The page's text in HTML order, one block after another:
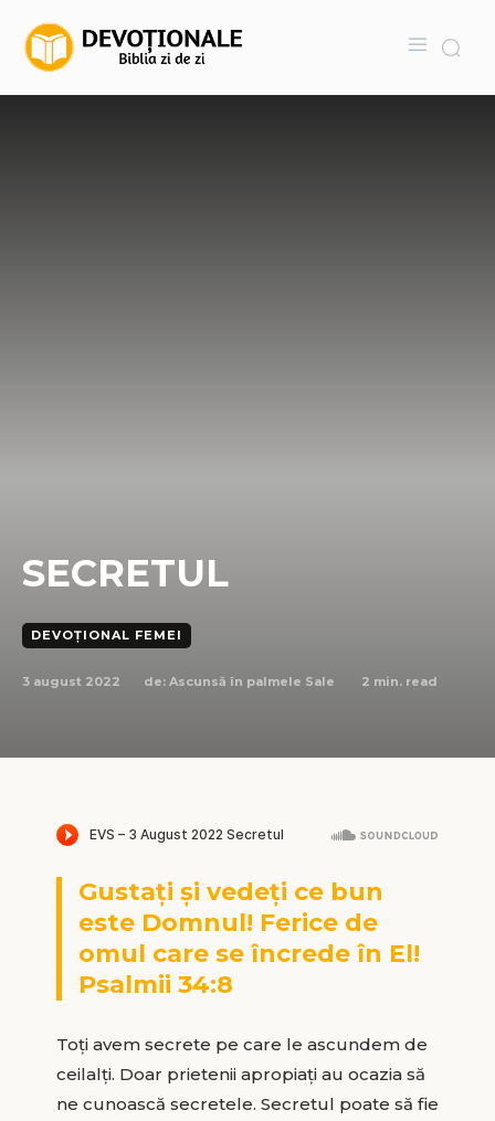
SECRETUL
DEVOȚIONAL FEMEI
3 august 2022 de: Ascunsă în palmele Sale 2 min. read
Gustaţi şi vedeţi ce bun
este Domnul! Ferice de
omul care se încrede în El!
Psalmii 34:8
Toți avem secrete pe care le ascundem de
ceilalți. Doar prietenii apropiați au ocazia să
ne cunoască secretele. Secretul poate să fie